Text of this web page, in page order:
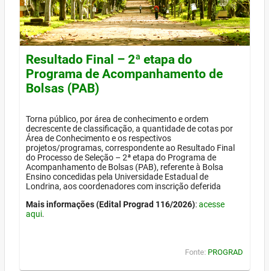
Resultado Final – 2ª etapa do
Programa de Acompanhamento de
Bolsas (PAB)
Torna público, por área de conhecimento e ordem
decrescente de classificação, a quantidade de cotas por
Área de Conhecimento e os respectivos
projetos/programas, correspondente ao Resultado Final
do Processo de Seleção – 2ª etapa do Programa de
Acompanhamento de Bolsas (PAB), referente à Bolsa
Ensino concedidas pela Universidade Estadual de
Londrina, aos coordenadores com inscrição deferida
Mais informações (Edital Prograd 116/2026):acesse
aqui.
Fonte: PROGRAD